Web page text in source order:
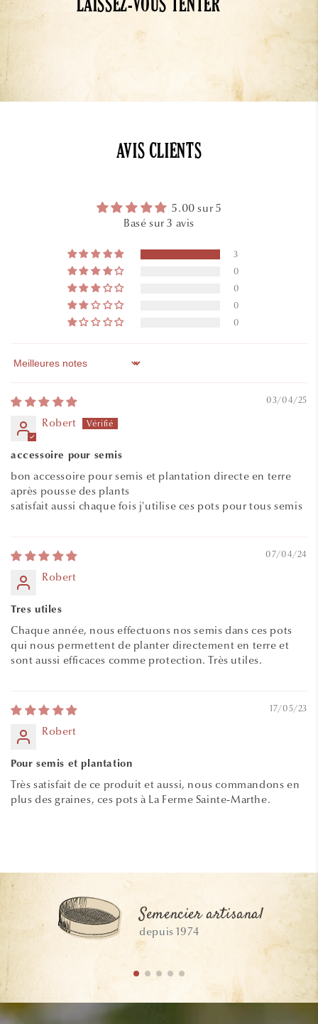
LAISSEZ-VOUS TENTER
AVIS CLIENTS
5.00 sur 5
Basé sur 3 avis
3
0
0
0
0
Sort by
03/04/25
Robert
accessoire pour semis
bon accessoire pour semis et plantation directe en terre
après pousse des plants
satisfait aussi chaque fois j'utilise ces pots pour tous semis
07/04/24
Robert
Tres utiles
Chaque année, nous effectuons nos semis dans ces pots
qui nous permettent de planter directement en terre et
sont aussi efficaces comme protection. Très utiles.
17/05/23
Robert
Pour semis et plantation
Très satisfait de ce produit et aussi, nous commandons en
plus des graines, ces pots à La Ferme Sainte-Marthe.
Semencier artisanal
depuis 1974